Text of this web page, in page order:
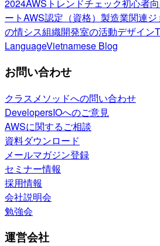
2024AWSトレンドチェック初心者
ートAWS認定（資格） 製造業関連
の情シス組織開発室の活動デザイン
LanguageVietnamese Blog
お問い合わせ
クラスメソッドへの問い合わせ
DevelopersIOへのご意見
AWSに関するご相談
資料ダウンロード
メールマガジン登録
セミナー情報
採用情報
会社説明会
勉強会
運営会社